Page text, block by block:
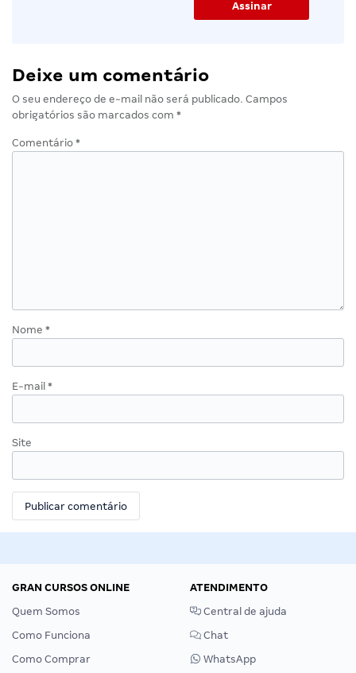
Deixe um comentário
O seu endereço de e-mail não será publicado. Campos
obrigatórios são marcados com *
Comentário *
Nome *
E-mail *
Site
GRAN CURSOS ONLINE
Quem Somos
Como Funciona
Como Comprar
ATENDIMENTO
Central de ajuda
Chat
WhatsApp